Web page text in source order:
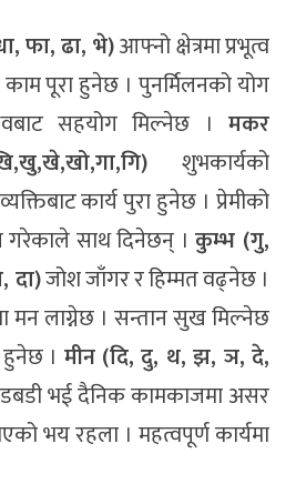
फा, ढा, भे)आफ्नो क्षेत्रमा प्रभूत्व
पूरा हुनेछ । पुनर्मिलनको योग
सहयोग मिल्नेछ । मकर
शुभकार्यको
कार्य पुरा हुनेछ । प्रेमीको
गरेकाले साथ दिनेछन् ।कुम्भ (गु,
दा)जोश जाँगर र हिम्मत वढ्नेछ ।
मन लाग्नेछ । सन्तान सुख मिल्नेछ
। मीन (दि, दु, थ, झ, ञ, दे,
भई दैनिक कामकाजमा असर
भय रहला । महत्वपूर्ण कार्यमा